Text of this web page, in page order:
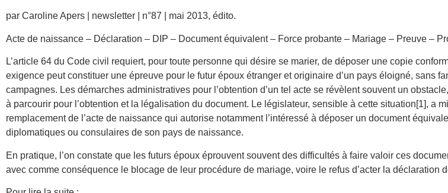
par Caroline Apers | newsletter | n°87 | mai 2013, édito.
Acte de naissance – Déclaration – DIP – Document équivalent – Force probante – Mariage – Preuve –
L’article 64 du Code civil requiert, pour toute personne qui désire se marier, de déposer une copie
exigence peut constituer une épreuve pour le futur époux étranger et originaire d’un pays éloigné, sans
campagnes. Les démarches administratives pour l’obtention d’un tel acte se révèlent souvent un
à parcourir pour l’obtention et la légalisation du document. Le législateur, sensible à cette situation[1], a
remplacement de l’acte de naissance qui autorise notamment l’intéressé à déposer un document
diplomatiques ou consulaires de son pays de naissance.
En pratique, l’on constate que les futurs époux éprouvent souvent des difficultés à faire valoir ces
avec comme conséquence le blocage de leur procédure de mariage, voire le refus d’acter la déclaration